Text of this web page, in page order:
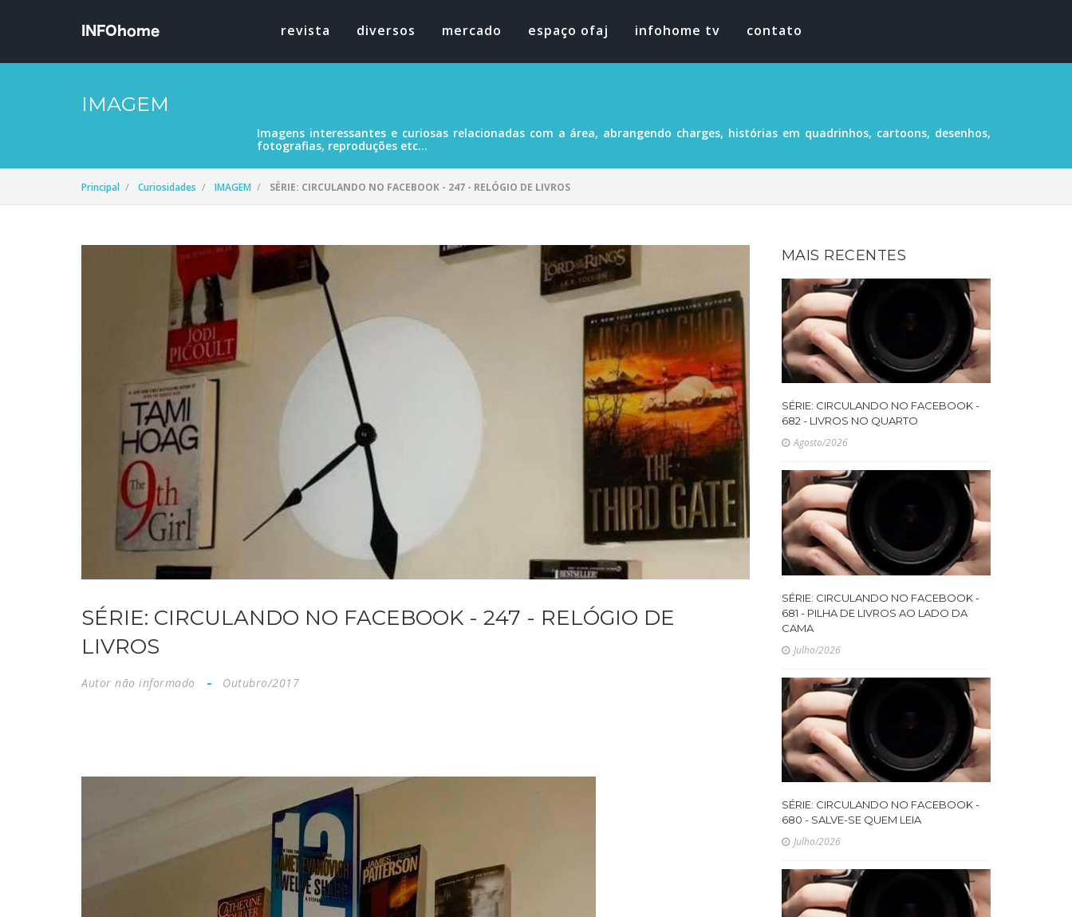
revista diversos mercado espaço ofaj infohome tv contato
IMAGEM
Imagens interessantes e curiosas relacionadas com a área, abrangendo charges, histórias em quadrinhos, cartoons, desenhos,
fotografias, reproduções etc...
Principal Curiosidades IMAGEM SÉRIE: CIRCULANDO NO FACEBOOK - 247 - RELÓGIO DE LIVROS
SÉRIE: CIRCULANDO NO FACEBOOK - 247 - RELÓGIO DE
LIVROS
Autor não informado Outubro/2017
MAIS RECENTES
SÉRIE: CIRCULANDO NO FACEBOOK -
682 - LIVROS NO QUARTO
Agosto/2026
SÉRIE: CIRCULANDO NO FACEBOOK -
681 - PILHA DE LIVROS AO LADO DA
CAMA
Julho/2026
SÉRIE: CIRCULANDO NO FACEBOOK -
680 - SALVE-SE QUEM LEIA
Julho/2026